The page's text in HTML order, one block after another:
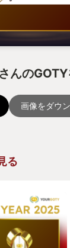
んの
画像をダウ
る